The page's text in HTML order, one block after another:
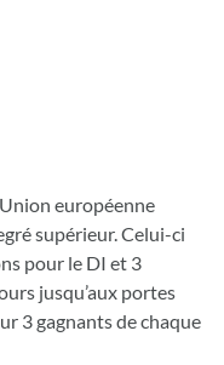
européenne
supérieur. Celui-ci
pour le DI et 3
jusqu’aux portes
3 gagnants de chaque